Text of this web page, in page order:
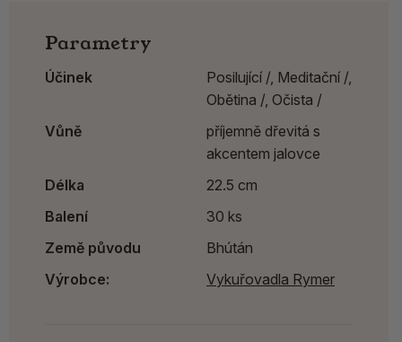
Parametry
Účinek Posilující /, Meditační /,
Obětina /, Očista /
Vůně
příjemně dřevitá s
akcentem jalovce
Délka
22.5 cm
Balení
30 ks
Země původu
Bhútán
Výrobce:
Vykuřovadla Rymer